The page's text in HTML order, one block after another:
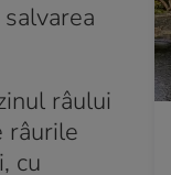
râului
râurile
cu